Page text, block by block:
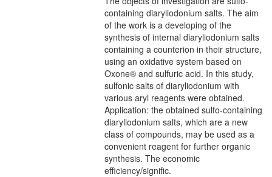
containing diaryliodonium salts. The aim
of the work is a developing of the
synthesis of internal diaryliodonium salts
containing a counterion in their structure,
using an oxidative system based on
Oxone® and sulfuric acid. In this study,
sulfonic salts of diaryliodonium with
various aryl reagents were obtained.
Application: the obtained sulfo-containing
diaryliodonium salts, which are a new
class of compounds, may be used as a
convenient reagent for further organic
synthesis. The economic
efficiency/signific.